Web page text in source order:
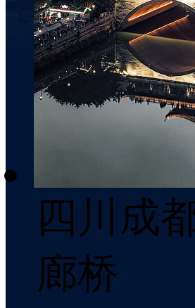
四川成
廊桥